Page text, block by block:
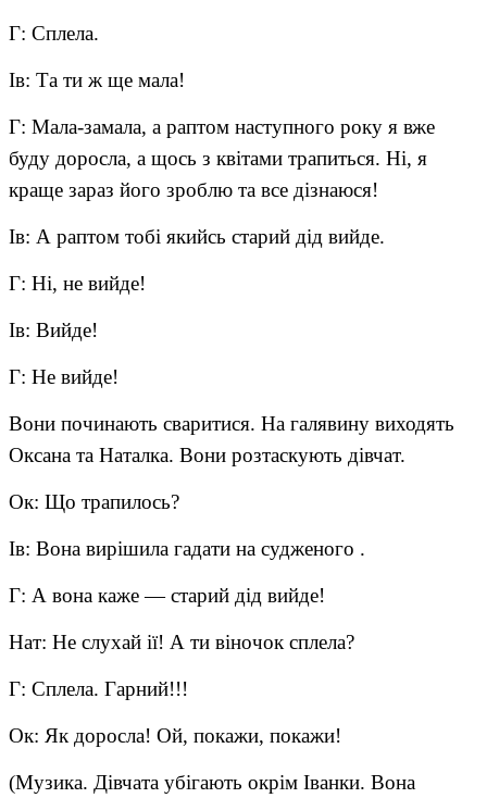
Г: Сплела.
Ів: Та ти ж ще мала!
Г: Мала-замала, а раптом наступного року я вже
буду доросла, а щось з квітами трапиться. Ні, я
краще зараз його зроблю та все дізнаюся!
Ів: А раптом тобі якийсь старий дід вийде.
Г: Ні, не вийде!
Ів: Вийде!
Г: Не вийде!
Вони починають сваритися. На галявину виходять
Оксана та Наталка. Вони розтаскують дівчат.
Ок: Що трапилось?
Ів: Вона вирішила гадати на судженого .
Г: А вона каже — старий дід вийде!
Нат: Не слухай ії! А ти віночок сплела?
Г: Сплела. Гарний!!!
Ок: Як доросла! Ой, покажи, покажи!
(Музика. Дівчата убігають окрім Іванки. Вона